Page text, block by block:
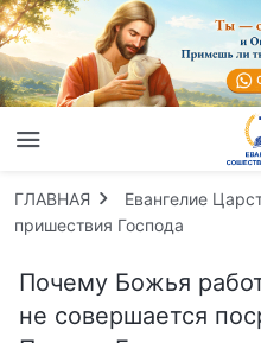
ГЛАВНАЯ Евангелие
пришествия Господа
Почему Божья
не совершается